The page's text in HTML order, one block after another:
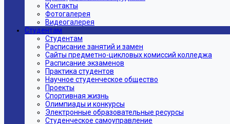
Контакты
Фотогалерея
Видеогалерея
Студентам
Студентам
Расписание занятий и замен
Сайты предметно-цикловых комиссий колледжа
Расписание экзаменов
Практика студентов
Научное студенческое общество
Проекты
Спортивная жизнь
Олимпиады и конкурсы
Электронные образовательные ресурсы
Студенческое самоуправление